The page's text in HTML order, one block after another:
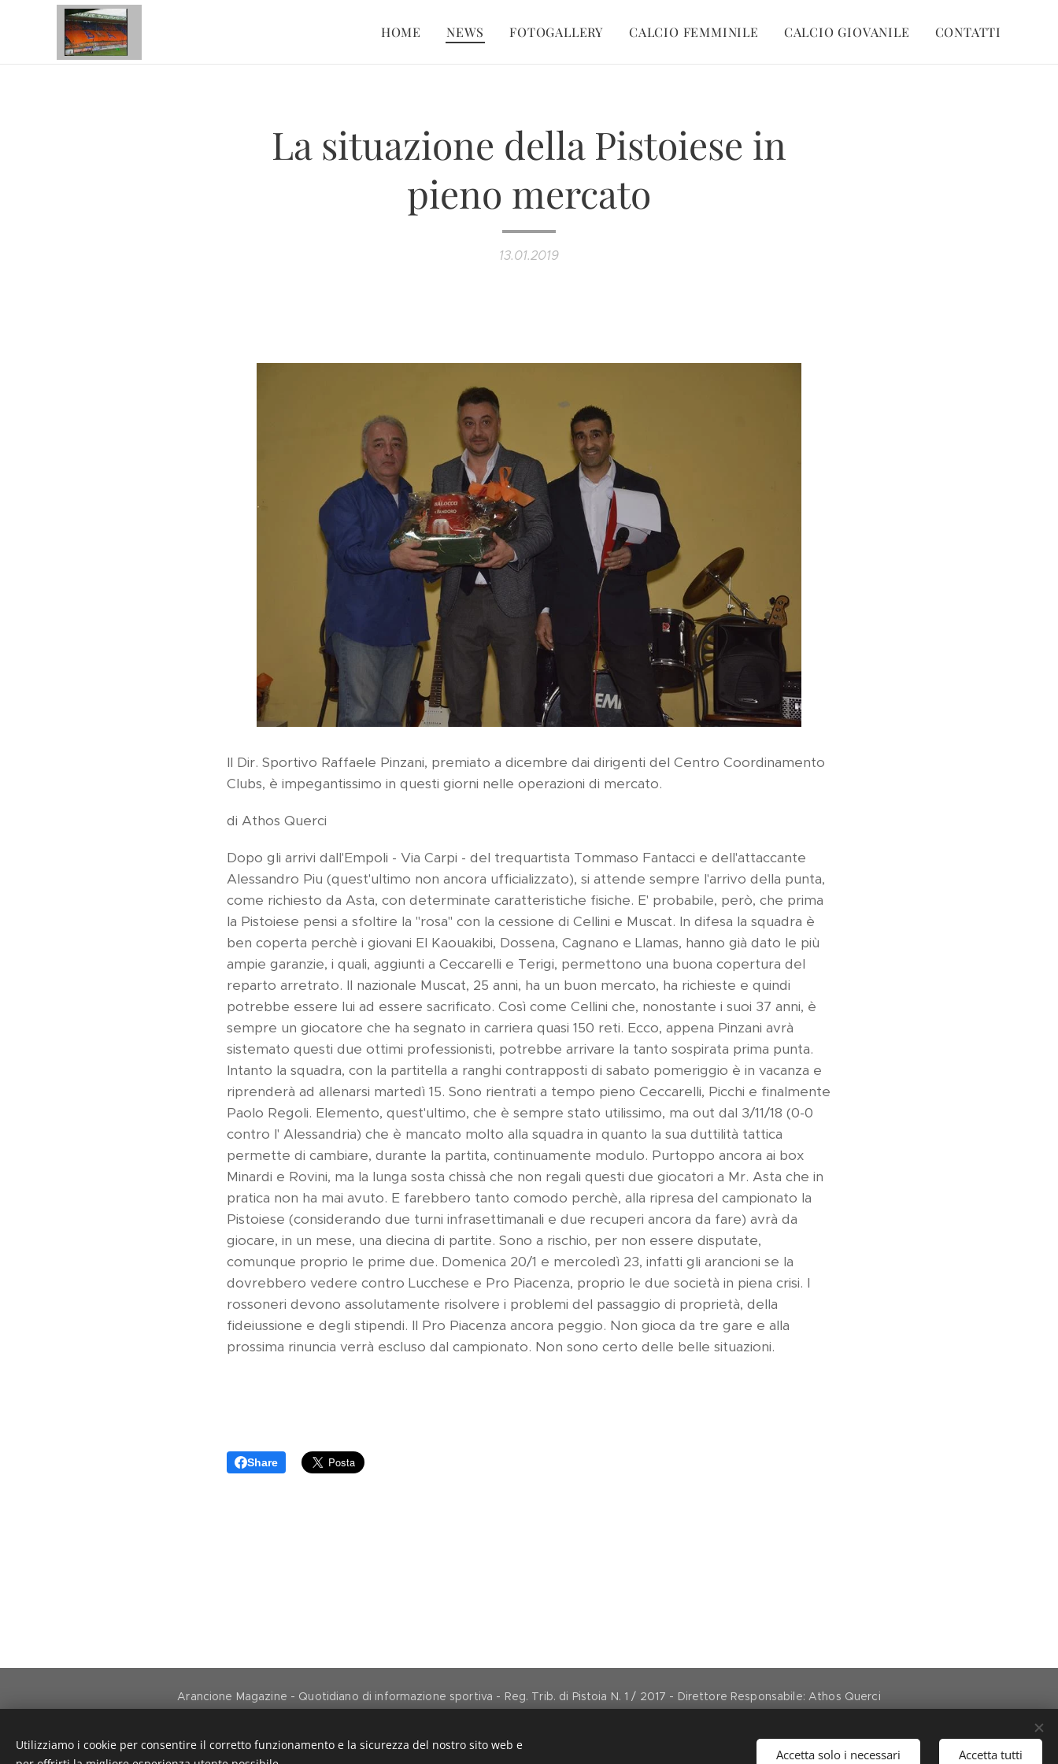
HOME NEWS FOTOGALLERY CALCIO FEMMINILE CALCIO GIOVANILE CONTATTI
La situazione della Pistoiese in
pieno mercato
13.01.2019
Il Dir. Sportivo Raffaele Pinzani, premiato a dicembre dai dirigenti del Centro Coordinamento
Clubs, è impegantissimo in questi giorni nelle operazioni di mercato.
di Athos Querci
Dopo gli arrivi dall'Empoli - Via Carpi - del trequartista Tommaso Fantacci e dell'attaccante
Alessandro Piu (quest'ultimo non ancora ufficializzato), si attende sempre l'arrivo della punta,
come richiesto da Asta, con determinate caratteristiche fisiche. E' probabile, però, che prima
la Pistoiese pensi a sfoltire la "rosa" con la cessione di Cellini e Muscat. In difesa la squadra è
ben coperta perchè i giovani El Kaouakibi, Dossena, Cagnano e Llamas, hanno già dato le più
ampie garanzie, i quali, aggiunti a Ceccarelli e Terigi, permettono una buona copertura del
reparto arretrato. Il nazionale Muscat, 25 anni, ha un buon mercato, ha richieste e quindi
potrebbe essere lui ad essere sacrificato. Così come Cellini che, nonostante i suoi 37 anni, è
sempre un giocatore che ha segnato in carriera quasi 150 reti. Ecco, appena Pinzani avrà
sistemato questi due ottimi professionisti, potrebbe arrivare la tanto sospirata prima punta.
Intanto la squadra, con la partitella a ranghi contrapposti di sabato pomeriggio è in vacanza e
riprenderà ad allenarsi martedì 15. Sono rientrati a tempo pieno Ceccarelli, Picchi e finalmente
Paolo Regoli. Elemento, quest'ultimo, che è sempre stato utilissimo, ma out dal 3/11/18 (0-0
contro l' Alessandria) che è mancato molto alla squadra in quanto la sua duttilità tattica
permette di cambiare, durante la partita, continuamente modulo. Purtoppo ancora ai box
Minardi e Rovini, ma la lunga sosta chissà che non regali questi due giocatori a Mr. Asta che in
pratica non ha mai avuto. E farebbero tanto comodo perchè, alla ripresa del campionato la
Pistoiese (considerando due turni infrasettimanali e due recuperi ancora da fare) avrà da
giocare, in un mese, una diecina di partite. Sono a rischio, per non essere disputate,
comunque proprio le prime due. Domenica 20/1 e mercoledì 23, infatti gli arancioni se la
dovrebbero vedere contro Lucchese e Pro Piacenza, proprio le due società in piena crisi. I
rossoneri devono assolutamente risolvere i problemi del passaggio di proprietà, della
fideiussione e degli stipendi. Il Pro Piacenza ancora peggio. Non gioca da tre gare e alla
prossima rinuncia verrà escluso dal campionato. Non sono certo delle belle situazioni.
Share
Arancione Magazine - Quotidiano di informazione sportiva - Reg. Trib. di Pistoia N. 1 / 2017 - Direttore Responsabile: Athos Querci
direttore@arancionemagazine.it
Utilizziamo i cookie per consentire il corretto funzionamento e la sicurezza del nostro sito web e
Accetta solo i necessari Accetta tutti